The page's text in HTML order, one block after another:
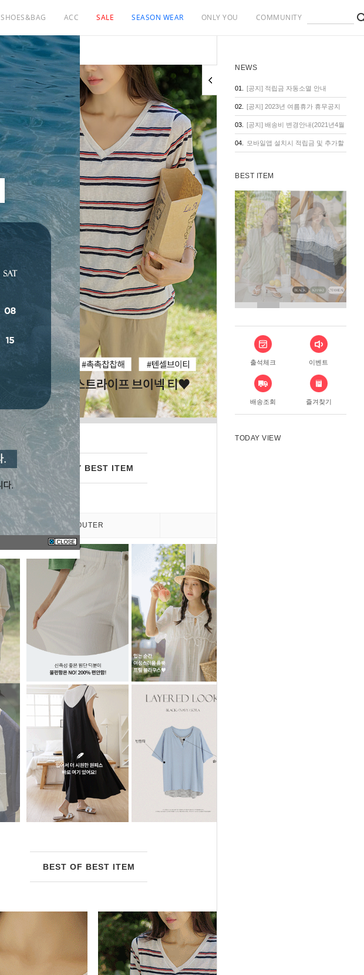
SHOES&BAG ACC SALE SEASON WEAR ONLY YOU COMMUNITY
NEWS
01. [공지] 적립금 자동소멸 안내
02. [공지] 2023년 여름휴가 휴무공지
03. [공지] 배송비 변경안내(2021년4월
1일 기준)
04. 모바일앱 설치시 적립금 및 추가할
BEST ITEM
출석체크 이벤트
배송조회 즐겨찾기
TODAY VIEW
WEEKLY BEST ITEM
OUTER
BEST OF BEST ITEM